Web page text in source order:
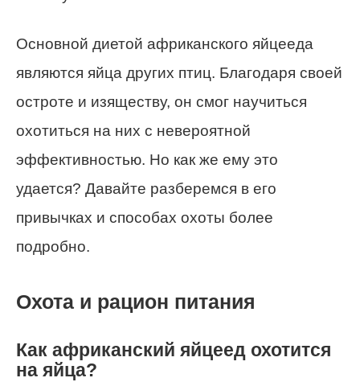
Основной диетой африканского яйцееда
являются яйца других птиц. Благодаря своей
остроте и изяществу, он смог научиться
охотиться на них с невероятной
эффективностью. Но как же ему это
удается? Давайте разберемся в его
привычках и способах охоты более
подробно.
Охота и рацион питания
Как африканский яйцеед охотится
на яйца?